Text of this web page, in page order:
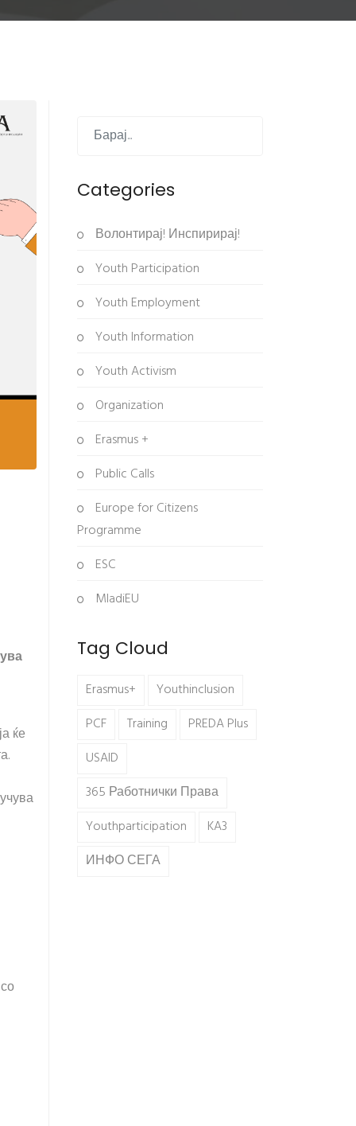
ќе
Categories
Волонтирај! Инспирирај!
Youth Participation
Youth Employment
Youth Information
Youth Activism
Organization
Erasmus +
Public Calls
Europe for Citizens
Programme
ESC
MladiEU
Tag Cloud
Erasmus+
Youthinclusion
PCF
Training
PREDA Plus
USAID
365 Работнички Права
Youthparticipation
KA3
ИНФО СЕГА